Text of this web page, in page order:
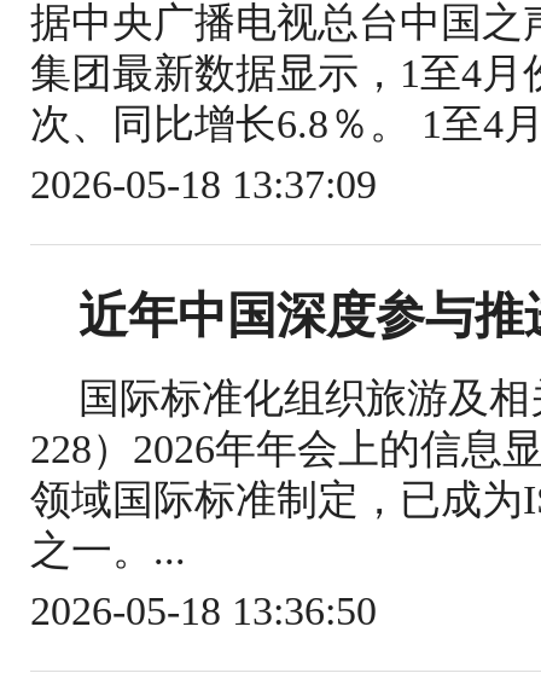
据中央广播电视总台中国
集团最新数据显示，1至4月
次、同比增长6.8％。 1至4
2026-05-18 13:37:09
近年中国深度参与
国际标准化组织旅游及
228）2026年年会上的信息
领域国际标准制定，已成为
之一。...
2026-05-18 13:36:50